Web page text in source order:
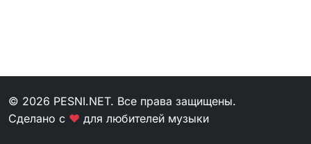
© 2026 PESNI.NET. Все права защищены.
Сделано с ❤ для любителей музыки